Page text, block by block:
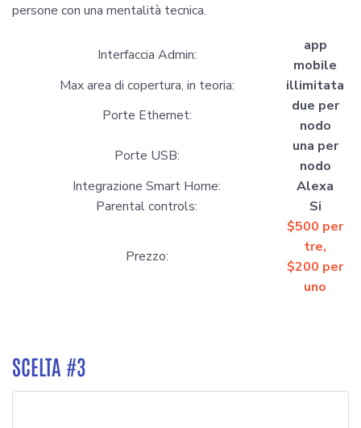
persone con una mentalità tecnica.
Interfaccia Admin:
app
mobile
Max area di copertura, in teoria:
illimitata
Porte Ethernet:
due per
nodo
Porte USB:
una per
nodo
Integrazione Smart Home:
Alexa
Parental controls:
Si
Prezzo:
$500 per
tre,
$200 per
uno
SCELTA #3